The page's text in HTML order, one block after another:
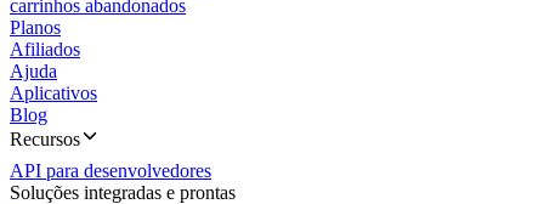
carrinhos abandonados
Planos
Afiliados
Ajuda
Aplicativos
Blog
Recursos
API para desenvolvedores
Soluções integradas e prontas